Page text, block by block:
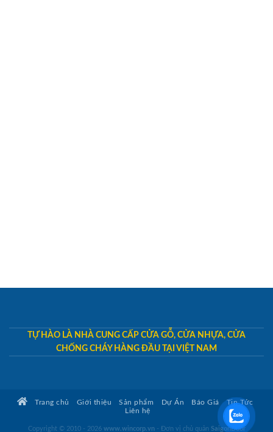
TỰ HÀO LÀ NHÀ CUNG CẤP CỬA GỖ, CỬA NHỰA, CỬA
CHỐNG CHÁY HÀNG ĐẦU TẠI VIỆT NAM
Trang chủ Giới thiệu Sản phẩm Dự Án Báo Giá
Tin Tức
Liên hệ
Copyright © 2010 - 2026 www.wincorp.vn- Đơn vị chủ quản SaigonDoor